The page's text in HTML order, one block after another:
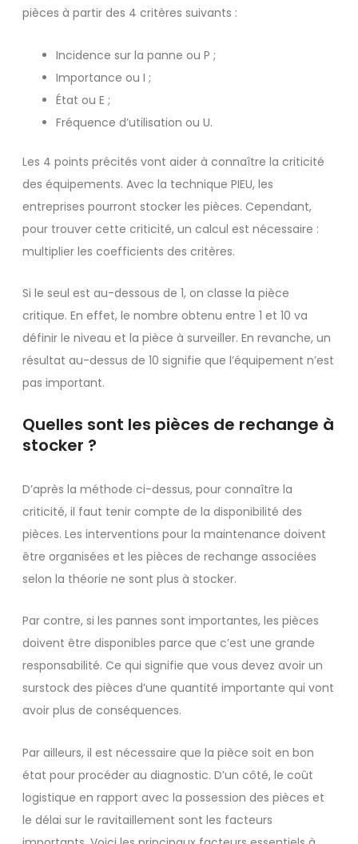
pièces à partir des 4 critères suivants :
Incidence sur la panne ou P ;
Importance ou I ;
État ou E ;
Fréquence d’utilisation ou U.
Les 4 points précités vont aider à connaître la criticité
des équipements. Avec la technique PIEU, les
entreprises pourront stocker les pièces. Cependant,
pour trouver cette criticité, un calcul est nécessaire :
multiplier les coefficients des critères.
Si le seul est au-dessous de 1, on classe la pièce
critique. En effet, le nombre obtenu entre 1 et 10 va
définir le niveau et la pièce à surveiller. En revanche, un
résultat au-dessus de 10 signifie que l’équipement n’est
pas important.
Quelles sont les pièces de rechange à
stocker ?
D’après la méthode ci-dessus, pour connaître la
criticité, il faut tenir compte de la disponibilité des
pièces. Les interventions pour la maintenance doivent
être organisées et les pièces de rechange associées
selon la théorie ne sont plus à stocker.
Par contre, si les pannes sont importantes, les pièces
doivent être disponibles parce que c’est une grande
responsabilité. Ce qui signifie que vous devez avoir un
surstock des pièces d’une quantité importante qui vont
avoir plus de conséquences.
Par ailleurs, il est nécessaire que la pièce soit en bon
état pour procéder au diagnostic. D’un côté, le coût
logistique en rapport avec la possession des pièces et
le délai sur le ravitaillement sont les facteurs